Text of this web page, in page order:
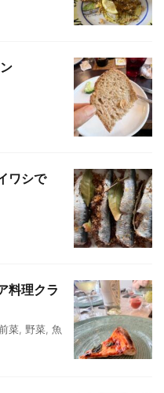
ワシで
料理クラ
菜 野菜 魚